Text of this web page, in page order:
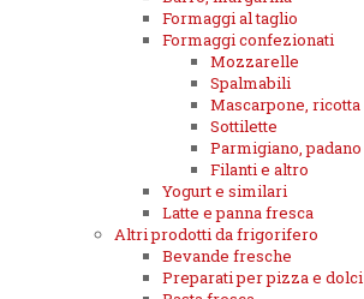
Formaggi al taglio
Formaggi confezionati
Mozzarelle
Spalmabili
Mascarpone, ricotta
Sottilette
Parmigiano, padano
Filanti e altro
Yogurt e similari
Latte e panna fresca
Altri prodotti da frigorifero
Bevande fresche
Preparati per pizza e dolci